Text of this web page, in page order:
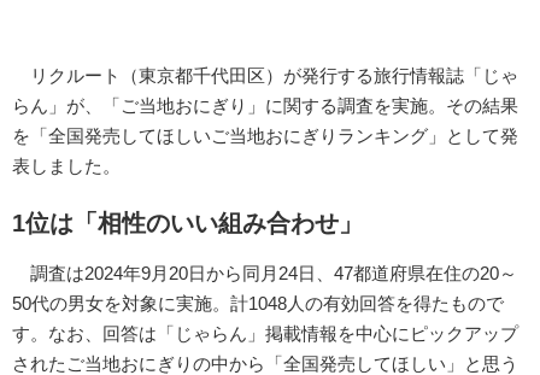
リクルート（東京都千代田区）が発行する旅行情報誌「じゃ
らん」が、「ご当地おにぎり」に関する調査を実施。その結果
を「全国発売してほしいご当地おにぎりランキング」として発
表しました。
1位は「相性のいい組み合わせ」
調査は2024年9月20日から同月24日、47都道府県在住の20～
50代の男女を対象に実施。計1048人の有効回答を得たもので
す。なお、回答は「じゃらん」掲載情報を中心にピックアップ
されたご当地おにぎりの中から「全国発売してほしい」と思う